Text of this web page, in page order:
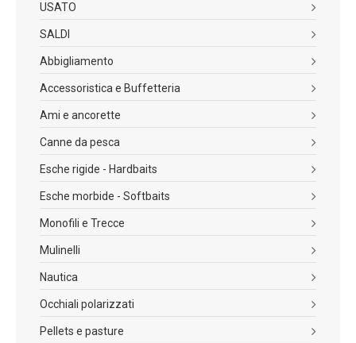
USATO
SALDI
Abbigliamento
Accessoristica e Buffetteria
Ami e ancorette
Canne da pesca
Esche rigide - Hardbaits
Esche morbide - Softbaits
Monofili e Trecce
Mulinelli
Nautica
Occhiali polarizzati
Pellets e pasture